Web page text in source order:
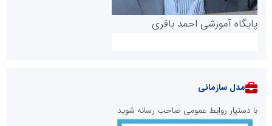
پایگاه آموزشی احمد باقری
مدل سازمانی
با دستیار روابط عمومی صاحب رسانه شوید